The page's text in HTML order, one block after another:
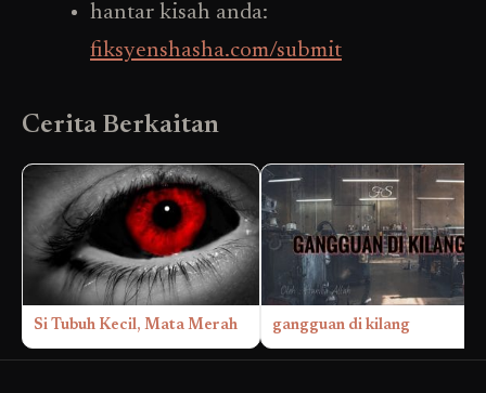
hantar kisah anda:
fiksyenshasha.com/submit
Cerita Berkaitan
Si Tubuh Kecil, Mata Merah gangguan di kilang